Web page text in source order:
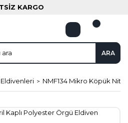
KARGO
ARA
Eldivenleri NMF134 Mikro Köpük